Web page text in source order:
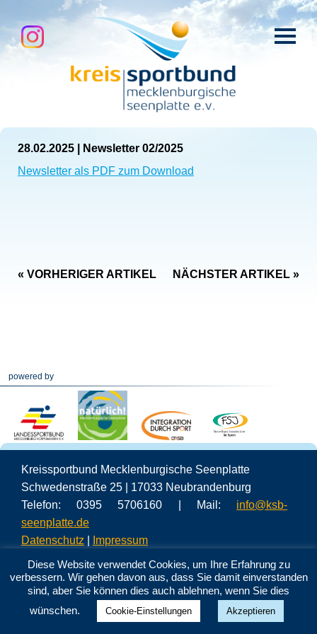
28.02.2025
Newsletter 02/2025
Newsletter als PDF zum Download
NÄCHSTER ARTIKEL »
« VORHERIGER ARTIKEL
powered by
Kreissportbund Mecklenburgische Seenplatte
Schwedenstraße 25 | 17033 Neubrandenburg
Telefon: 0395 5706160 | Mail: info@ksb-
seenplatte.de
Datenschutz
Impressum
Diese Website verwendet Cookies, um Ihre Erfahrung zu
verbessern. Wir gehen davon aus, dass Sie damit einverstanden
sind, aber Sie können dies auch ablehnen, wenn Sie dies
wünschen.
Cookie-Einstellungen Akzeptieren